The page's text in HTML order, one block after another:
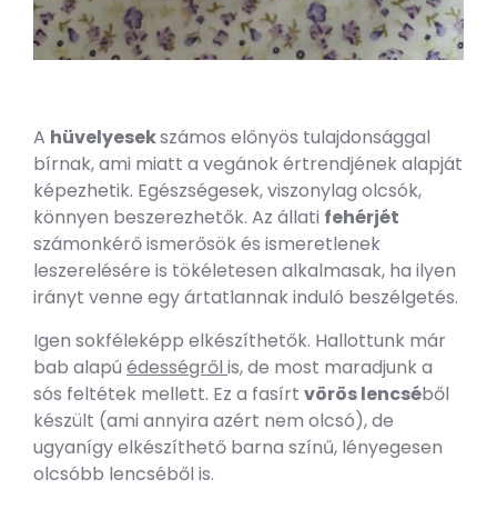
A hüvelyesekszámos előnyös tulajdonsággal
bírnak, ami miatt a vegánok értrendjének alapját
képezhetik. Egészségesek, viszonylag olcsók,
könnyen beszerezhetők. Az állati fehérjét
számonkérő ismerősök és ismeretlenek
leszerelésére is tökéletesen alkalmasak, ha ilyen
irányt venne egy ártatlannak induló beszélgetés.
Igen sokféleképp elkészíthetők. Hallottunk már
bab alapú édességről is, de most maradjunk a
sós feltétek mellett. Ez a fasírt vörös lencséből
készült (ami annyira azért nem olcsó), de
ugyanígy elkészíthető barna színű, lényegesen
olcsóbb lencséből is.